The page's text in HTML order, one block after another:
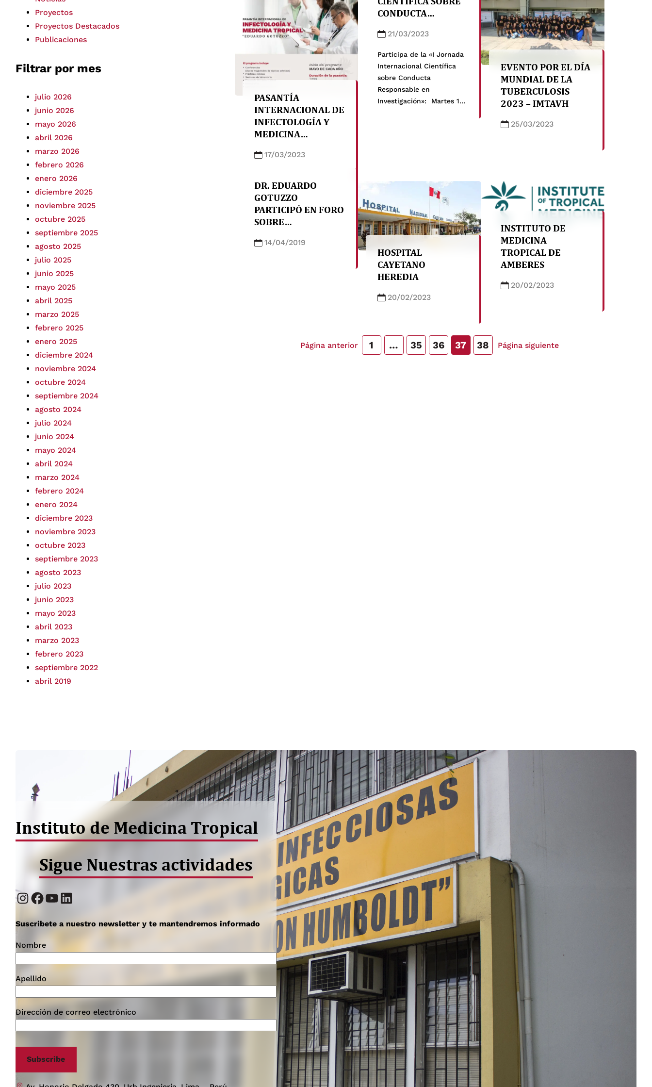
Proyectos
Proyectos Destacados
Publicaciones
Filtrar por mes
julio 2026
junio 2026
mayo 2026
abril 2026
marzo 2026
febrero 2026
enero 2026
diciembre 2025
noviembre 2025
octubre 2025
septiembre 2025
agosto 2025
julio 2025
junio 2025
mayo 2025
abril 2025
marzo 2025
febrero 2025
enero 2025
diciembre 2024
noviembre 2024
octubre 2024
septiembre 2024
agosto 2024
julio 2024
junio 2024
mayo 2024
abril 2024
marzo 2024
febrero 2024
enero 2024
diciembre 2023
noviembre 2023
octubre 2023
septiembre 2023
agosto 2023
julio 2023
junio 2023
mayo 2023
abril 2023
marzo 2023
febrero 2023
septiembre 2022
abril 2019
enfoque medico.
PASANTÍA
INTERNACIONAL DE
INFECTOLOGÍA Y
MEDICINA
«EDUARDO
17/03/2023
CONDUCTA
INVESTIGACIÓN
21/03/2023
Participa de la «I Jornada
Internacional Científica
sobre Conducta
Responsable en
Investigación»: Martes 18
EVENTO POR EL DÍA
MUNDIAL DE LA
TUBERCULOSIS
2023 – IMTAVH
25/03/2023
DR. EDUARDO
GOTUZZO
PARTICIPÓ EN FORO
SOBRE
DESATENDIDAS EN
14/04/2019
HOSPITAL
CAYETANO
HEREDIA
20/02/2023
INSTITUTO DE
MEDICINA
TROPICAL DE
AMBERES
20/02/2023
Página anterior 1 … 35 36 37 38 Página siguiente
Instituto de Medicina Tropical
Sigue Nuestras actividades
Instagram
Facebook
YouTube
LinkedIn
Suscribete a nuestro newsletter y te mantendremos informado
Nombre
Apellido
Dirección de correo electrónico
Subscribe